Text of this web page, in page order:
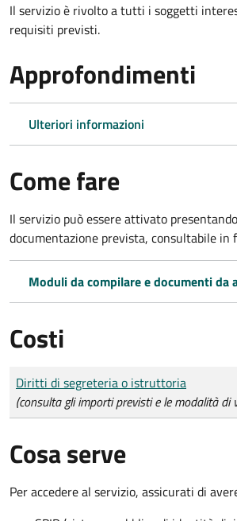
Il servizio è rivolto a tutti i soggetti
requisiti previsti.
Approfondimenti
Ulteriori informazioni
Come fare
Il servizio può essere attivato
documentazione prevista, consultabile in
Moduli da compilare e documenti da
Costi
Tipo di pagamento
Importo
Diritti di segreteria o istruttoria
(consulta gli importi previsti e le modalità di
Cosa serve
Per accedere al servizio, assicurati di